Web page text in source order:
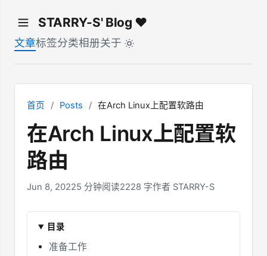
STARRY-S' Blog ♥
文章标签分类相册关于
首页 / Posts / 在Arch Linux上配置软路由
在Arch Linux上配置软
路由
Jun 8, 20225 分钟阅读2228 字作者 STARRY-S
目录
准备工作